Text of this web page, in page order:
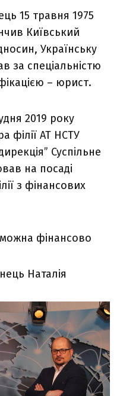
15 травня 1975
Київський
Українську
за спеціальністю
– юрист.
2019 року
філії АТ НСТУ
Суспільне
на посаді
з фінансових
фінансово
Наталія